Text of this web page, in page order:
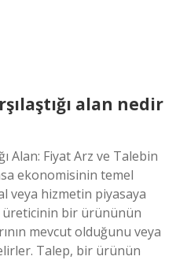
alan nedir
Alan: Fiyat Arz ve Talebin
ekonomisinin temel
veya hizmetin piyasaya
üreticinin bir ürününün
mevcut olduğunu veya
Talep, bir ürünün